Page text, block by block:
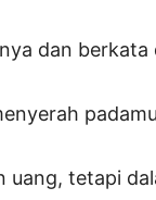
dan berkata
uang, tetapi